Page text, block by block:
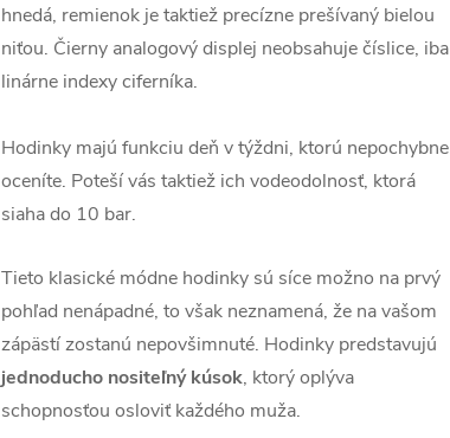
hnedá, remienok je taktiež precízne prešívaný bielou
niťou. Čierny analogový displej neobsahuje číslice, iba
linárne indexy ciferníka.
Hodinky majú funkciu deň v týždni, ktorú nepochybne
oceníte. Poteší vás taktiež ich vodeodolnosť, ktorá
siaha do 10 bar.
Tieto klasické módne hodinky sú síce možno na prvý
pohľad nenápadné, to však neznamená, že na vašom
zápästí zostanú nepovšimnuté. Hodinky predstavujú
jednoducho nositeľný kúsok, ktorý oplýva
schopnosťou osloviť každého muža.